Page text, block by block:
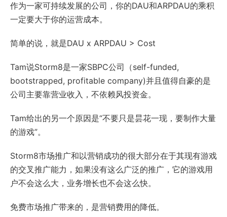
作为一家可持续发展的公司，你的DAU和ARPDAU的乘积
一定要大于你的运营成本。
简单的说，就是DAU x ARPDAU > Cost
Tam说Storm8是一家SBPC公司（self-funded,
bootstrapped, profitable company)并且值得自豪的是
公司主要靠营业收入，不依赖风投资金。
Tam给出的另一个原因是“不要只是昙花一现，要制作大量
的游戏”。
Storm8市场推广和以营销成功的很大部分在于其现有游戏
的交叉推广能力，如果没有这么广泛的推广，它的游戏用
户不会这么大，业务增长也不会这么快。
免费市场推广带来的，是营销费用的降低。